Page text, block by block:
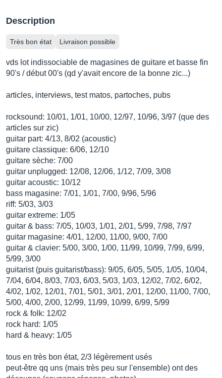
Description
Très bon état Livraison possible
vds lot indissociable de magasines de guitare et basse fin
90's / début 00's (qd y'avait encore de la bonne zic...)
articles, interviews, test matos, partoches, pubs
rocksound: 10/01, 1/01, 10/00, 12/97, 10/96, 3/97 (que des
articles sur zic)
guitar part: 4/13, 8/02 (acoustic)
guitare classique: 6/06, 12/10
guitare sèche: 7/00
guitar unplugged: 12/08, 12/06, 1/12, 7/09, 3/08
guitar acoustic: 10/12
bass magasine: 7/01, 1/01, 7/00, 9/96, 5/96
riff: 5/03, 3/03
guitar extreme: 1/05
guitar & bass: 7/05, 10/03, 1/01, 2/01, 5/99, 7/98, 7/97
guitar magasine: 4/01, 12/00, 11/00, 9/00, 7/00
guitar & clavier: 5/00, 3/00, 1/00, 11/99, 10/99, 7/99, 6/99,
5/99, 3/00
guitarist (puis guitarist/bass): 9/05, 6/05, 5/05, 1/05, 10/04,
7/04, 6/04, 8/03, 7/03, 6/03, 5/03, 1/03, 12/02, 7/02, 6/02,
4/02, 1/02, 12/01, 7/01, 5/01, 3/01, 2/01, 12/00, 11/00, 7/00,
5/00, 4/00, 2/00, 12/99, 11/99, 10/99, 6/99, 5/99
rock & folk: 12/02
rock hard: 1/05
hard & heavy: 1/05
tous en très bon état, 2/3 légèrement usés
peut-être qq uns (mais très peu sur l'ensemble) ont des